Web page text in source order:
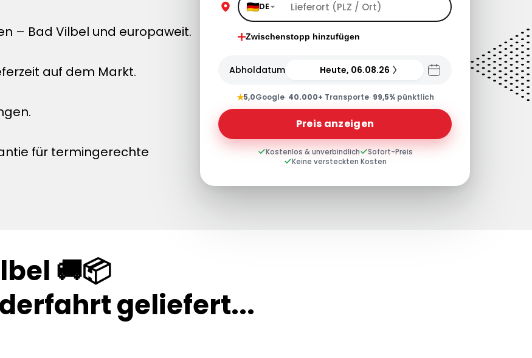
– Bad Vilbel und europaweit.
auf dem Markt.
für termingerechte
DE
Zwischenstopp hinzufügen
Abholdatum Heute, 06.08.26
★5,0Google· 40.000+ Transporte· 99,5%pünktlich
Preis anzeigen
Kostenlos & unverbindlich
Sofort-Preis
Keine versteckten Kosten
🚚📦
geliefert...